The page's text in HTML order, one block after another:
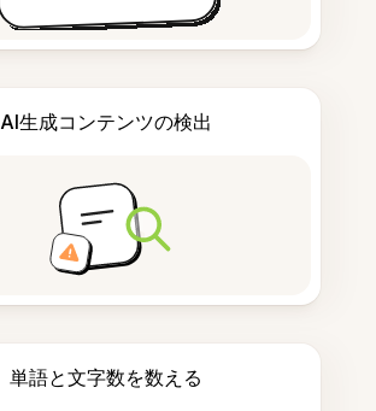
AI生成コンテンツの検出
単語と文字数を数える